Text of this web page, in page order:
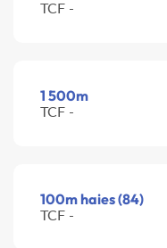
TCF -
1 500m
TCF -
100m haies (84)
TCF -